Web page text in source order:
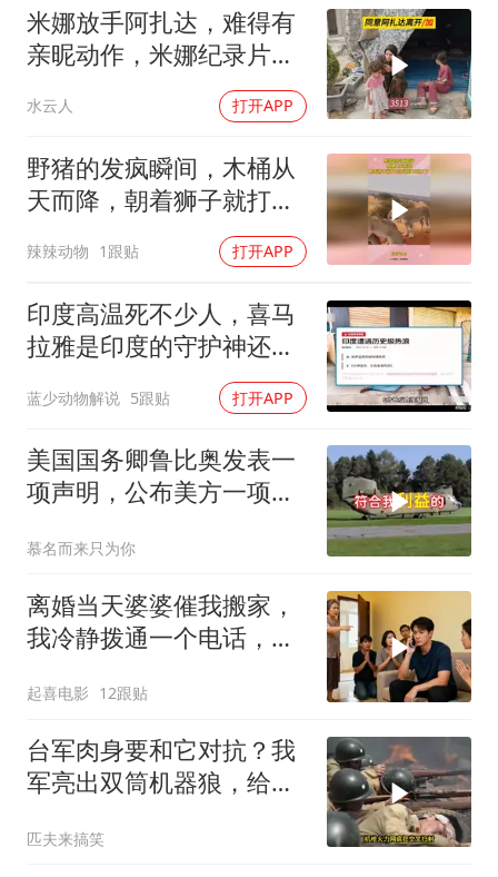
中国经济展现强大韧性和活力
米娜放手阿扎达，难得有
亲昵动作，米娜纪录片
水云人 打开APP
野猪的发疯瞬间，木桶从
天而降，朝着狮子就打去
辣辣动物 1跟贴 打开APP
印度高温死不少人，喜马
拉雅是印度的守护神还是
蓝少动物解说 5跟贴 打开APP
美国国务卿鲁比奥发表一
项声明，公布美方一项重
慕名而来只为你
离婚当天婆婆催我搬家，
我冷静拨通一个电话，全
起喜电影 12跟贴
台军肉身要和它对抗？我
军亮出双筒机器狼，给登
匹夫来搞笑